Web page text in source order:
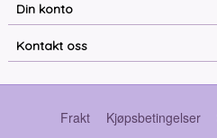
Din konto
Kontakt oss
Frakt Kjøpsbetingelser